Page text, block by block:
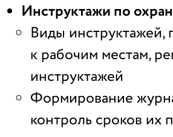
Инструктажи по
Виды инструктажей,
к рабочим местам,
инструктажей
Формирование
контроль сроков их